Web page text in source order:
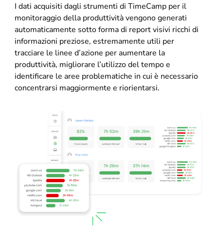
I dati acquisiti dagli strumenti di TimeCamp per il
monitoraggio della produttività vengono generati
automaticamente sotto forma di report visivi ricchi di
informazioni preziose, estremamente utili per
tracciare le linee d’azione per aumentare la
produttività, migliorare l’utilizzo del tempo e
identificare le aree problematiche in cui è necessario
concentrarsi maggiormente e riorientarsi.